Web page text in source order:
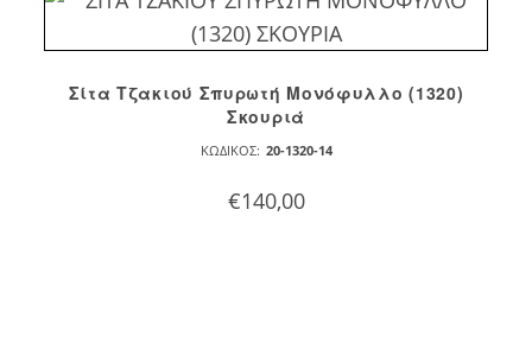
Σίτα Τζακιού Σπυρωτή Μονόφυλλο (1320)
Σκουριά
ΚΩΔΙΚΌΣ: 20-1320-14
€140,00